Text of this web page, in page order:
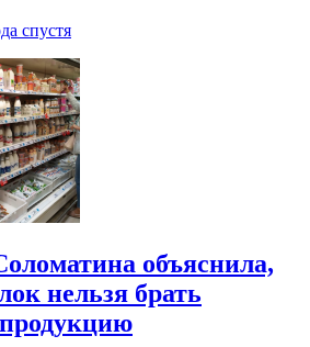
спустя
объяснила,
нельзя брать